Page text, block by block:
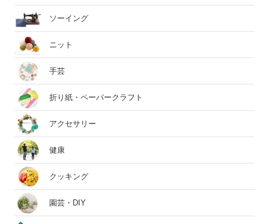
ソーイング
ニット
手芸
折り紙・ペーパークラフト
アクセサリー
健康
クッキング
園芸・DIY